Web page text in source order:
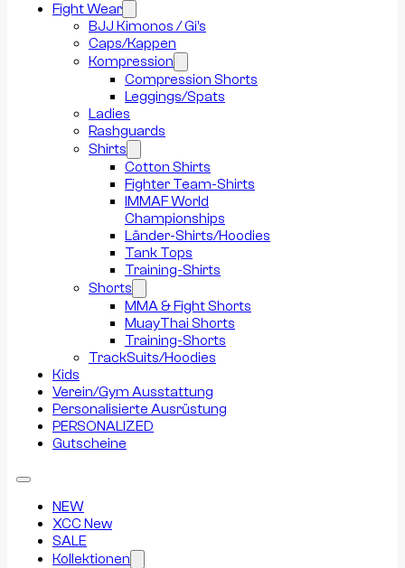
Fight Wear
BJJ Kimonos / Gi’s
Caps/Kappen
Kompression
Compression Shorts
Leggings/Spats
Ladies
Rashguards
Shirts
Cotton Shirts
Fighter Team-Shirts
IMMAF World
Championships
Länder-Shirts/Hoodies
Tank Tops
Training-Shirts
Shorts
MMA & Fight Shorts
MuayThai Shorts
Training-Shorts
TrackSuits/Hoodies
Kids
Verein/Gym Ausstattung
Personalisierte Ausrüstung
PERSONALIZED
Gutscheine
NEW
XCC New
SALE
Kollektionen